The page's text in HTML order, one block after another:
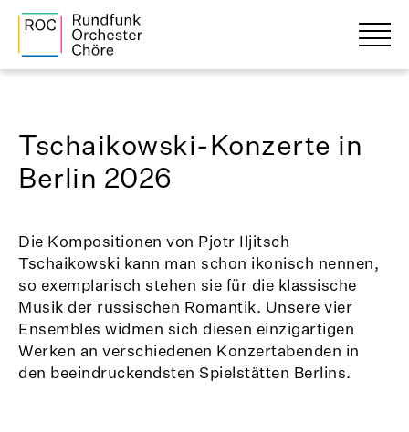
Tschaikowski-Konzerte in
Berlin 2026
Die Kompositionen von Pjotr Iljitsch
Tschaikowski kann man schon ikonisch nennen,
so exemplarisch stehen sie für die klassische
Musik der russischen Romantik. Unsere vier
Ensembles widmen sich diesen einzigartigen
Werken an verschiedenen Konzertabenden in
den beeindruckendsten Spielstätten Berlins.